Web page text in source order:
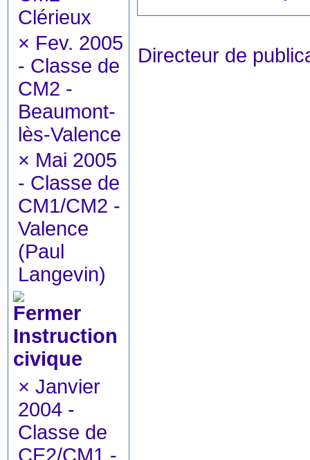
Clérieux
× Fev. 2005
- Classe de
CM2 -
Beaumont-
lès-Valence
× Mai 2005
- Classe de
CM1/CM2 -
Valence
(Paul
Langevin)
Instruction
civique
× Janvier
2004 -
Classe de
CE2/CM1 -
Directeur de